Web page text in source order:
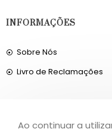
INFORMAÇÕES
Sobre Nós
Livro de Reclamações
Ao continuar a